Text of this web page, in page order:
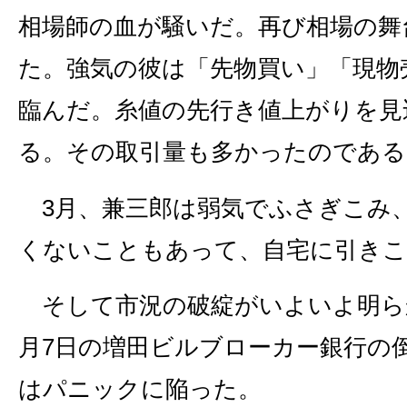
相場師の血が騒いだ。再び相場の
た。強気の彼は「先物買い」「現
臨んだ。糸値の先行き値上がりを
る。その取引量も多かったのであ
3月、兼三郎は弱気でふさぎこみ
くないこともあって、自宅に引き
そして市況の破綻がいよいよ明
月7日の増田ビルブローカー銀行の
はパニックに陥った。